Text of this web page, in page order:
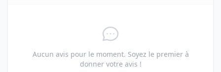
Aucun avis pour le moment. Soyez le premier à
donner votre avis !